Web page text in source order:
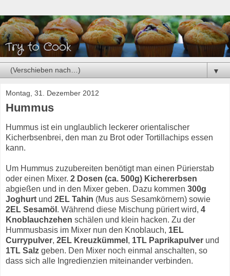
▼
Montag, 31. Dezember 2012
Hummus
Hummus ist ein unglaublich leckerer orientalischer
Kicherbsenbrei, den man zu Brot oder Tortillachips essen
kann.
Um Hummus zuzubereiten benötigt man einen Pürierstab
oder einen Mixer. 2 Dosen (ca. 500g) Kichererbsen
abgießen und in den Mixer geben. Dazu kommen 300g
Joghurt und 2EL Tahin (Mus aus Sesamkörnern) sowie
2EL Sesamöl . Während diese Mischung püriert wird, 4
Knoblauchzehen schälen und klein hacken. Zu der
Hummusbasis im Mixer nun den Knoblauch, 1EL
Currypulver, 2EL Kreuzkümmel , 1TL Paprikapulver und
1TL Salz geben. Den Mixer noch einmal anschalten, so
dass sich alle Ingredienzien miteinander verbinden.